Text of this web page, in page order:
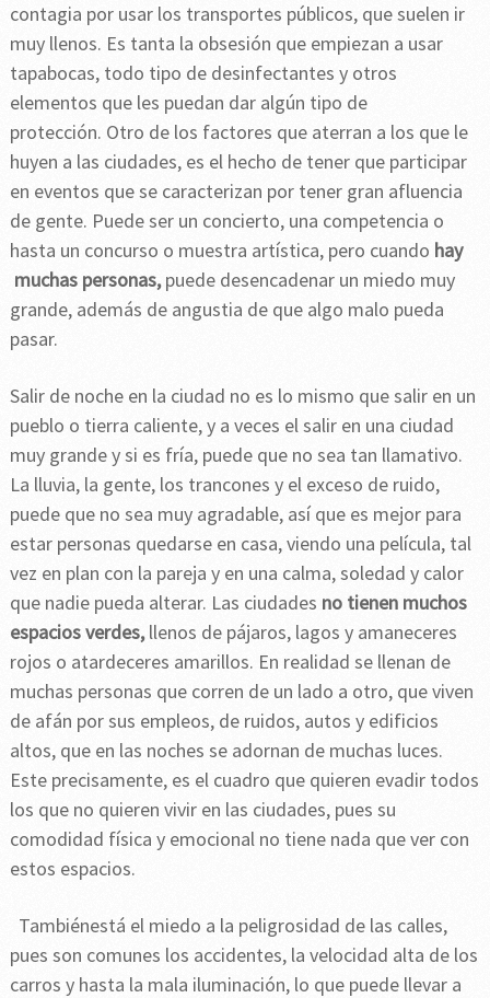
contagia por usar los transportes públicos, que suelen ir
muy llenos. Es tanta la obsesión que empiezan a usar
tapabocas, todo tipo de desinfectantes y otros
elementos que les puedan dar algún tipo de
protección. Otro de los factores que aterran a los que le
huyen a las ciudades, es el hecho de tener que participar
en eventos que se caracterizan por tener gran afluencia
de gente. Puede ser un concierto, una competencia o
hasta un concurso o muestra artística, pero cuando hay
muchas personas,puede desencadenar un miedo muy
grande, además de angustia de que algo malo pueda
pasar.
Salir de noche en la ciudad no es lo mismo que salir en un
pueblo o tierra caliente, y a veces el salir en una ciudad
muy grande y si es fría, puede que no sea tan llamativo.
La lluvia, la gente, los trancones y el exceso de ruido,
puede que no sea muy agradable, así que es mejor para
estar personas quedarse en casa, viendo una película, tal
vez en plan con la pareja y en una calma, soledad y calor
que nadie pueda alterar. Las ciudades no tienen muchos
espacios verdes,llenos de pájaros, lagos y amaneceres
rojos o atardeceres amarillos. En realidad se llenan de
muchas personas que corren de un lado a otro, que viven
de afán por sus empleos, de ruidos, autos y edificios
altos, que en las noches se adornan de muchas luces.
Este precisamente, es el cuadro que quieren evadir todos
los que no quieren vivir en las ciudades, pues su
comodidad física y emocional no tiene nada que ver con
estos espacios.
Tambiénestá el miedo a la peligrosidad de las calles,
pues son comunes los accidentes, la velocidad alta de los
carros y hasta la mala iluminación, lo que puede llevar a